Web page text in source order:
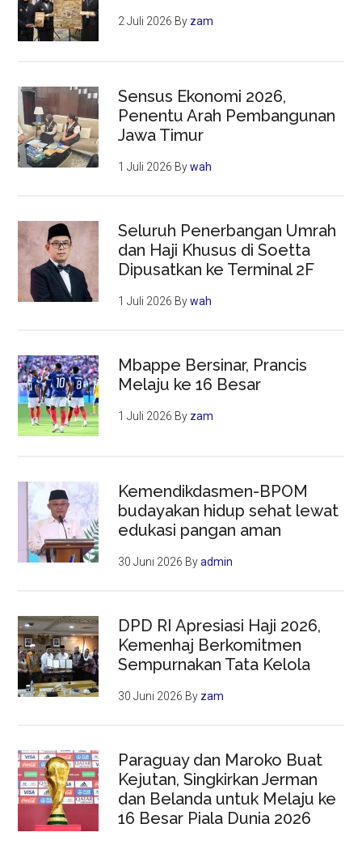
2 Juli 2026 By zam
Sensus Ekonomi 2026,
Penentu Arah Pembangunan
Jawa Timur
1 Juli 2026 Bywah
Seluruh Penerbangan Umrah
dan Haji Khusus di Soetta
Dipusatkan ke Terminal 2F
1 Juli 2026 Bywah
Mbappe Bersinar, Prancis
Melaju ke 16 Besar
1 Juli 2026 By zam
Kemendikdasmen-BPOM
budayakan hidup sehat lewat
edukasi pangan aman
30 Juni 2026 Byadmin
DPD RI Apresiasi Haji 2026,
Kemenhaj Berkomitmen
Sempurnakan Tata Kelola
30 Juni 2026 By zam
Paraguay dan Maroko Buat
Kejutan, Singkirkan Jerman
dan Belanda untuk Melaju ke
16 Besar Piala Dunia 2026